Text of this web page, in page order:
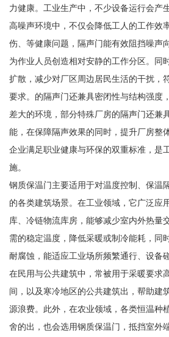
力健康。工业生产中，不少设备运行会产
高噪声环境中，不仅会降低工人的工作效
伤、等健康问题，隔声门能有效阻挡噪声
为作业人员创造相对安静的工作分区。同
扩散，减少对厂区周边居民生活的干扰，
要求。的隔声门还兼具密闭性与结构强度
差大的环境，部分特殊厂房的隔声门还兼
能，在保障隔声效果的同时，提升厂房整
企业满足职业健康与环保的双重标准，是
施。
钢质保温门主要适用于对温度控制、保温
的各类建筑场景。在工业领域，它广泛应
库、冷链物流库房，能够减少室内外热量
需的稳定温度，降低采暖或制冷能耗，同
耐腐蚀，能适应工业场所频繁通行、设备
在民用与公共建筑中，常被用于采暖要求
间，以及寒冷地区的公共建筑出，帮助建
源浪费。此外，在农业领域，各类恒温种
舍的出，也会选用钢质保温门，抵挡室外